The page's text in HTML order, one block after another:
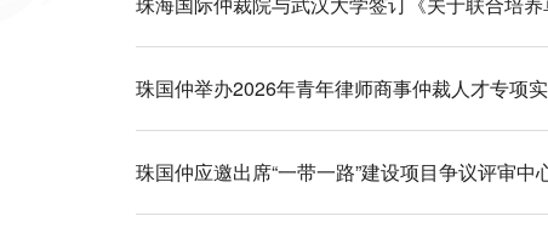
珠国仲举办2026年青年律师商事仲裁人才专项
珠国仲应邀出席“一带一路”建设项目争议评审中